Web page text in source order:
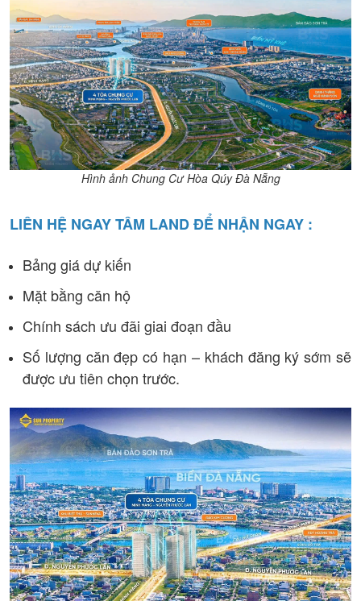
Hình ảnh Chung Cư Hòa Qúy Đà Nẵng
LIÊN HỆ NGAY TÂM LAND ĐỂ NHẬN NGAY :
Bảng giá dự kiến
Mặt bằng căn hộ
Chính sách ưu đãi giai đoạn đầu
Số lượng căn đẹp có hạn – khách đăng ký sớm sẽ
được ưu tiên chọn trước.